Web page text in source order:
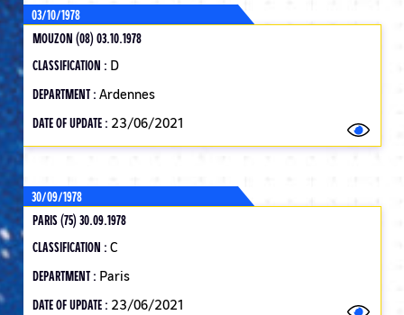
03/10/1978
MOUZON (08) 03.10.1978
CLASSIFICATION : D
DEPARTMENT : Ardennes
DATE OF UPDATE : 23/06/2021
30/09/1978
PARIS (75) 30.09.1978
CLASSIFICATION : C
DEPARTMENT : Paris
DATE OF UPDATE : 23/06/2021